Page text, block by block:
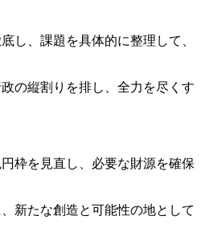
し、課題を具体的に整理して、
の縦割りを排し、全力を尽くす
枠を見直し、必要な財源を確保
新たな創造と可能性の地として